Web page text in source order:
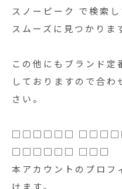
スノーピーク で検索
スムーズに見つかりま
この他にもブランド定
しておりますので合わ
さい。
□□□□□□
□□□□□□ □□□
本アカウントのプロフ
けます。